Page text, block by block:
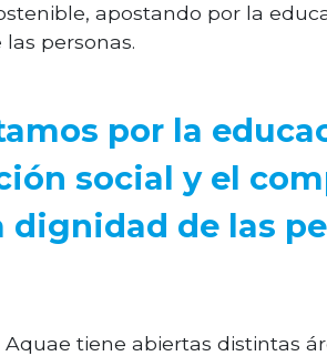
apostando por la
personas.
por la
social y el
dignidad de las
tiene abiertas distintas